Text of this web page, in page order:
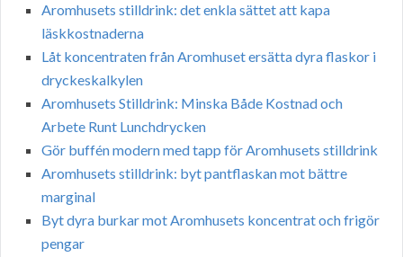
Aromhusets stilldrink: det enkla sättet att kapa
läskkostnaderna
Låt koncentraten från Aromhuset ersätta dyra flaskor i
dryckeskalkylen
Aromhusets Stilldrink: Minska Både Kostnad och
Arbete Runt Lunchdrycken
Gör buffén modern med tapp för Aromhusets stilldrink
Aromhusets stilldrink: byt pantflaskan mot bättre
marginal
Byt dyra burkar mot Aromhusets koncentrat och frigör
pengar